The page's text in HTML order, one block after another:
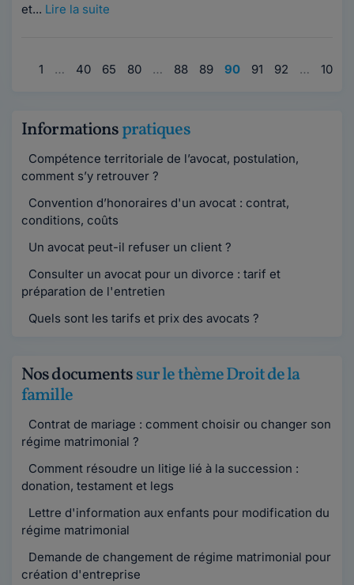
et... Lire la suite
1 … 40 65 80 … 88 89 90 91 92 … 100
Informationspratiques
Compétence territoriale de l’avocat, postulation,
comment s’y retrouver ?
Convention d’honoraires d'un avocat : contrat,
conditions, coûts
Un avocat peut-il refuser un client ?
Consulter un avocat pour un divorce : tarif et
préparation de l'entretien
Quels sont les tarifs et prix des avocats ?
Nos documentssur le thème Droit de la
famille
Contrat de mariage : comment choisir ou changer son
régime matrimonial ?
Comment résoudre un litige lié à la succession :
donation, testament et legs
Lettre d'information aux enfants pour modification du
régime matrimonial
Demande de changement de régime matrimonial pour
création d'entreprise